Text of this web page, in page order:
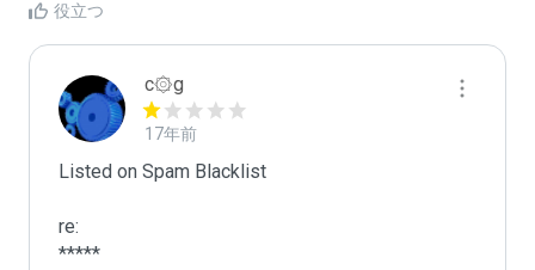
役立つ
c۞g
17年前
Listed on Spam Blacklist
re:
*****